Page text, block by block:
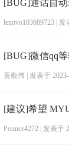
lenovo103689723 发
[BUG]微信qq
黄敬伟 发表于
[建议]希望
Pounce4272 发表于